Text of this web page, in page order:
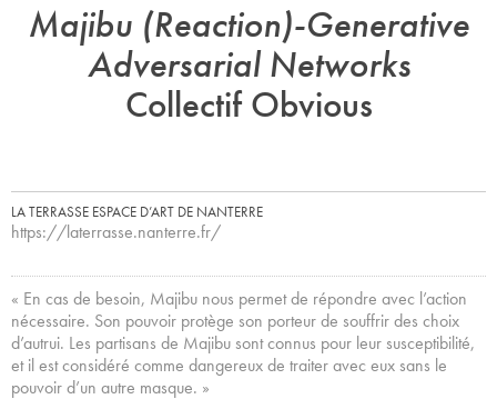
Majibu (Reaction)-Generative
Adversarial Networks
Collectif Obvious
LA TERRASSE ESPACE D’ART DE NANTERRE
https://laterrasse.nanterre.fr/
« En cas de besoin, Majibu nous permet de répondre avec l’action
nécessaire. Son pouvoir protège son porteur de souffrir des choix
d’autrui. Les partisans de Majibu sont connus pour leur susceptibilité,
et il est considéré comme dangereux de traiter avec eux sans le
pouvoir d’un autre masque. »